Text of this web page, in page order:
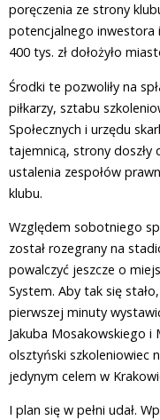
poręczenia ze strony
potencjalnego inwestora
400 tys. zł dołożyło
Środki te pozwoliły na
piłkarzy, sztabu
Społecznych i urzędu
tajemnicą, strony
ustalenia zespołów
klubu.
Względem sobotniego
został rozegrany na
powalczyć jeszcze o
System. Aby tak się
pierwszej minuty
Jakuba Mosakowskiego i
olsztyński szkoleniowiec
jedynym celem w
I plan się w pełni udał.